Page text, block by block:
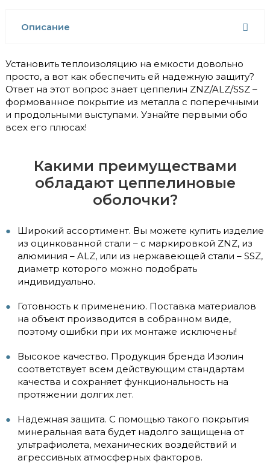
Описание
Установить теплоизоляцию на емкости довольно
просто, а вот как обеспечить ей надежную защиту?
Ответ на этот вопрос знает цеппелин ZNZ/ALZ/SSZ –
формованное покрытие из металла с поперечными
и продольными выступами. Узнайте первыми обо
всех его плюсах!
Какими преимуществами
обладают цеппелиновые
оболочки?
Широкий ассортимент. Вы можете купить изделие
из оцинкованной стали – с маркировкой ZNZ, из
алюминия – ALZ, или из нержавеющей стали – SSZ,
диаметр которого можно подобрать
индивидуально.
Готовность к применению. Поставка материалов
на объект производится в собранном виде,
поэтому ошибки при их монтаже исключены!
Высокое качество. Продукция бренда Изолин
соответствует всем действующим стандартам
качества и сохраняет функциональность на
протяжении долгих лет.
Надежная защита. С помощью такого покрытия
минеральная вата будет надолго защищена от
ультрафиолета, механических воздействий и
агрессивных атмосферных факторов.